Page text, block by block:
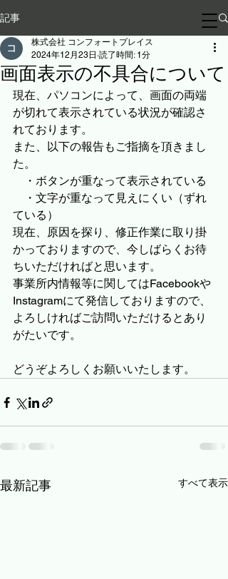
記事
画面表示の不具合について
株式会社 コンフォートプレイス
2024年12月23日 読了時間: 1分
現在、パソコンによって、画面の両端
が切れて表示されている状況が確認さ
れております。
また、以下の報告もご指摘を頂きまし
た。
・ボタンが重なって表示されている
・文字が重なって見えにくい（ずれ
ている）
現在、原因を探り、修正作業に取り掛
かっておりますので、今しばらくお待
ちいただければと思います。
事業所内情報等に関してはFacebookや
Instagramにて発信しておりますので、
よろしければご訪問いただけるとあり
がたいです。
どうぞよろしくお願いいたします。
最新記事 すべて表示